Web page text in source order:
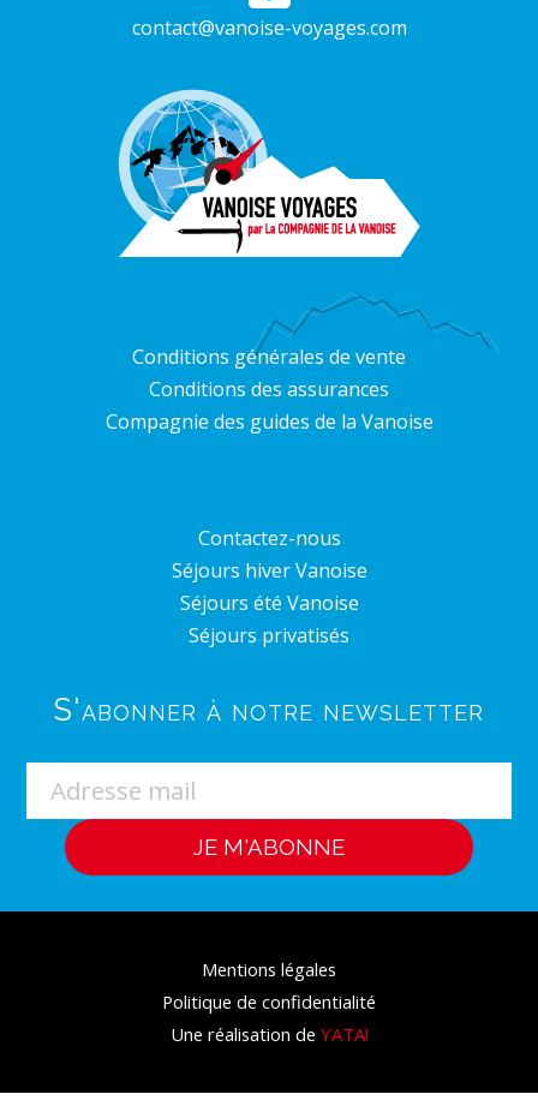
contact@vanoise-voyages.com
Conditions générales de vente
Conditions des assurances
Compagnie des guides de la Vanoise
Contactez-nous
Séjours hiver Vanoise
Séjours été Vanoise
Séjours privatisés
S'abonner à notre newsletter
Mentions légales
Politique de confidentialité
Une réalisation de YATA!